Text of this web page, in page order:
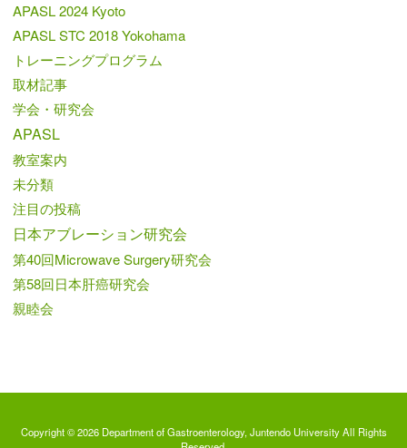
APASL 2024 Kyoto
APASL STC 2018 Yokohama
トレーニングプログラム
取材記事
学会・研究会
APASL
教室案内
未分類
注目の投稿
日本アブレーション研究会
第40回Microwave Surgery研究会
第58回日本肝癌研究会
親睦会
Copyright © 2026 Department of Gastroenterology, Juntendo University All Rights